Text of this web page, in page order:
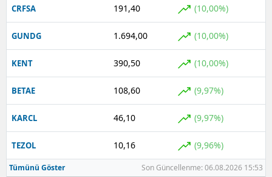
CRFSA 191,40 (10,00%)
GUNDG 1.694,00 (10,00%)
KENT 390,50 (10,00%)
BETAE 108,60 (9,97%)
KARCL 46,10 (9,97%)
TEZOL 10,16 (9,96%)
Tümünü Göster Son Güncellenme: 06.08.2026 15:53